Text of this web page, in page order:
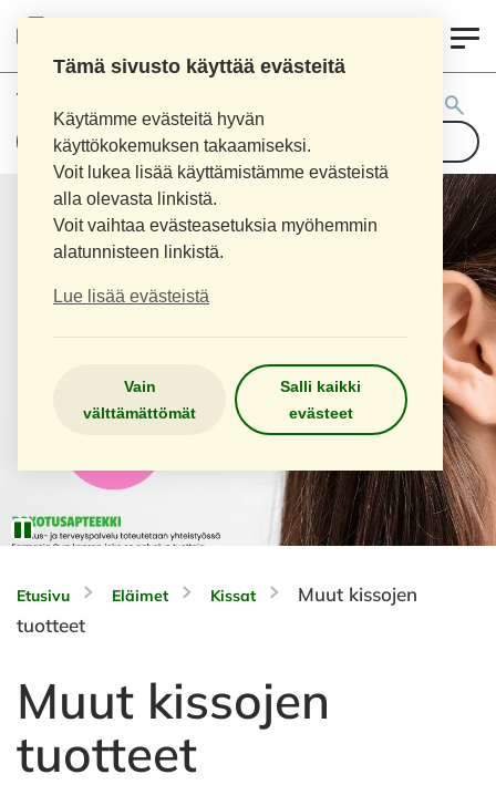
Tämä sivusto käyttää evästeitä
Käytämme evästeitä hyvän
käyttökokemuksen takaamiseksi.
Voit lukea lisää käyttämistämme evästeistä
alla olevasta linkistä.
Voit vaihtaa evästeasetuksia myöhemmin
alatunnisteen linkistä.
Lue lisää evästeistä
Vain
välttämättömät
Salli kaikki
evästeet
Tuotehaku:
Etusivu Eläimet Kissat
Muut kissojen
tuotteet
Muut kissojen
tuotteet